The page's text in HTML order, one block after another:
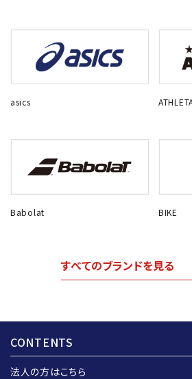
asics
Babolat BIKE
すべてのブランドを見る
CONTENTS
法人の方はこちら